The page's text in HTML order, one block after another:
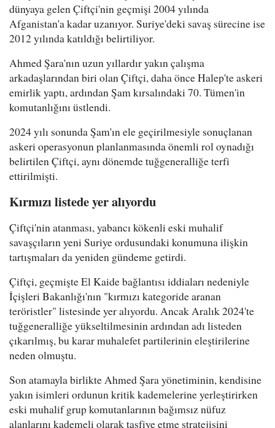
dünyaya gelen Çiftçi'nin geçmişi 2004 yılında
Afganistan'a kadar uzanıyor. Suriye'deki savaş sürecine ise
2012 yılında katıldığı belirtiliyor.
Ahmed Şara'nın uzun yıllardır yakın çalışma
arkadaşlarından biri olan Çiftçi, daha önce Halep'te askeri
emirlik yaptı, ardından Şam kırsalındaki 70. Tümen'in
komutanlığını üstlendi.
2024 yılı sonunda Şam'ın ele geçirilmesiyle sonuçlanan
askeri operasyonun planlanmasında önemli rol oynadığı
belirtilen Çiftçi, aynı dönemde tuğgeneralliğe terfi
ettirilmişti.
Kırmızı listede yer alıyordu
Çiftçi'nin atanması, yabancı kökenli eski muhalif
savaşçıların yeni Suriye ordusundaki konumuna ilişkin
tartışmaları da yeniden gündeme getirdi.
Çiftçi, geçmişte El Kaide bağlantısı iddiaları nedeniyle
İçişleri Bakanlığı'nın "kırmızı kategoride aranan
teröristler" listesinde yer alıyordu. Ancak Aralık 2024'te
tuğgeneralliğe yükseltilmesinin ardından adı listeden
çıkarılmış, bu karar muhalefet partilerinin eleştirilerine
neden olmuştu.
Son atamayla birlikte Ahmed Şara yönetiminin, kendisine
yakın isimleri ordunun kritik kademelerine yerleştirirken
eski muhalif grup komutanlarının bağımsız nüfuz
alanlarını kademeli olarak tasfiye etme stratejisini